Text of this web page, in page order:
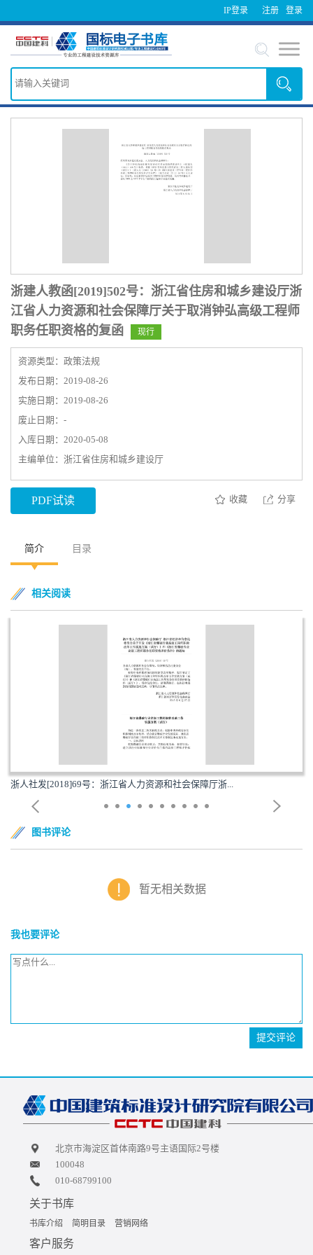
IP登录 登录
注册
浙建人教函[2019]502号：浙江省住房和城乡建设厅浙
江省人力资源和社会保障厅关于取消钟弘高级工程师
职务任职资格的复函
现行
资源类型：政策法规
发布日期：2019-08-26
实施日期：2019-08-26
废止日期：-
入库日期：2020-05-08
主编单位：浙江省住房和城乡建设厅
PDF试读 收藏 分享
简介 目录
相关阅读
浙人社发[2018]69号：浙江省人力资源和社会保障厅浙...
图书评论
暂无相关数据
我也要评论
提交评论
北京市海淀区首体南路9号主语国际2号楼
100048
010-68799100
关于书库
书库介绍 简明目录 营销网络
客户服务